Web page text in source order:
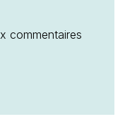
commentaires